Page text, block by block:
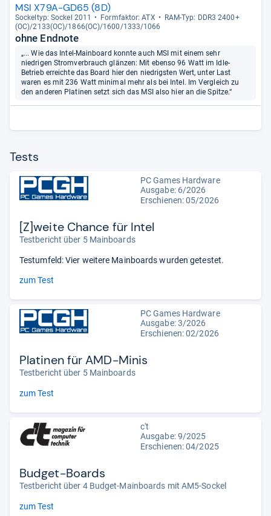
MSI X79A-GD65 (8D)
Sockel­typ: Sockel 2011 Form­fak­tor: ATX
RAM-​Typ: DDR3 2400+
(OC)/2133(OC)/1866(OC)/1600/1333/1066
ohne Endnote
„... Wie das Intel-Mainboard konnte auch MSI mit einem sehr
niedrigen Stromverbrauch glänzen: Mit ebenso 96 Watt im Idle-
Betrieb erreichte das Board hier den niedrigsten Wert, unter Last
waren es mit 236 Watt minimal mehr als bei Intel. Im Vergleich zu
den anderen Platinen setzt sich das MSI also hier an die Spitze.“
Tests
PC Games Hardware
Ausgabe: 6/2026
Erschienen:05/2026
[Z]weite Chance für Intel
Testbericht über 5 Mainboards
Testumfeld: Vier weitere Mainboards wurden getestet.
zum Test
PC Games Hardware
Ausgabe: 3/2026
Erschienen:02/2026
Platinen für AMD-Minis
Testbericht über 5 Mainboards
zum Test
c't
Ausgabe: 9/2025
Erschienen: 04/2025
Budget-Boards
Testbericht über 4 Budget-Mainboards mit AM5-Sockel
zum Test